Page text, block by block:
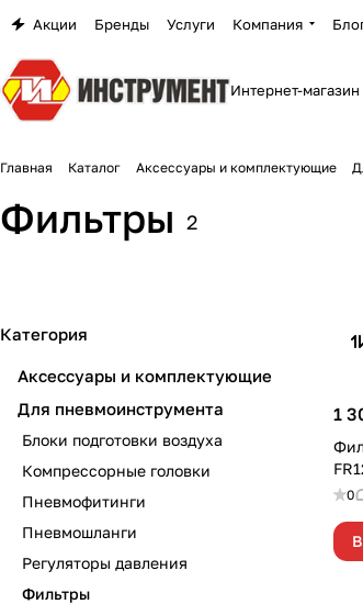
Акции Бренды Услуги Компания
Интернет-магазин
Главная Каталог Аксессуары и комплектующие
Фильтры 2
1
0
Категория
Аксессуары и комплектующие
Для пневмоинструмента
Блоки подготовки воздуха
Компрессорные головки
Пневмофитинги
Пневмошланги
Регуляторы давления
Фильтры